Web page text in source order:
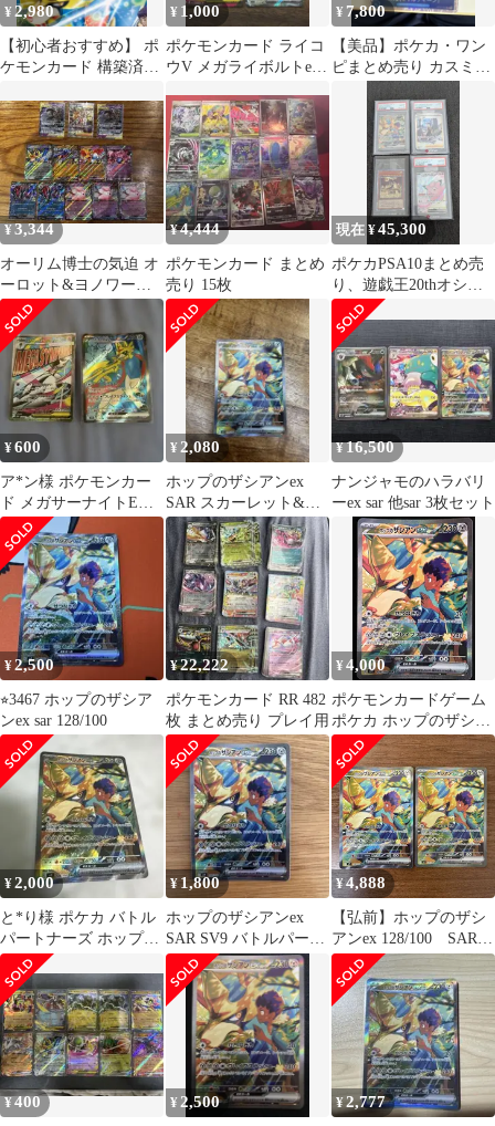
¥ 2,980
【初心者おすすめ】 ポ
ケモンカード 構築済デ
ット
¥ 1,000
ポケモンカード ライコ
ウV メガライボルトex
¥ 7,800
【美品】ポケカ・ワン
ピまとめ売り カスミの
元気SR・グラジオ
SAR・エースL他
¥3,344
オーリム博士の気迫 オ
ーロット&ヨノワール
GX2枚 その他ex9枚お
まけ付き
¥4,444
ポケモンカード まとめ
売り 15枚
現在 ¥45,300
ポケカPSA10まとめ売
り、遊戯王20thオシリ
ス
¥600
ア*ン様 ポケモンカー
ド メガサーナイトEX
ホップのザシアンEX
¥ 2,080
ホップのザシアンex
SAR スカーレット&バ
イオレット 拡張パック
バトルパ…
¥16,500
ナンジャモのハラバリ
ーex sar 他sar 3枚セット
¥2,500
⭐︎3467 ホップのザシア
ンex sar 128/100
¥22,222
ポケモンカード RR 482
枚 まとめ売り プレイ用
¥4,000
ポケモンカードゲーム
ポケカ ホップのザシア
ンex SAR SV9-128 SV9
拡張パック「バトルパ
ートナーズ」 トレカ
TCG 264
¥2,000
と*り様 ポケカ バトル
パートナーズ ホップの
ザシアンex SAR 128/10
¥ 1,800
ホップのザシアンex
SAR SV9 バトルパート
ナーズ 128/100
¥4,888
【弘前】ホップのザシ
アンex 128/100 SAR 2
枚セット
¥400 ¥ 2,500 ¥2,777